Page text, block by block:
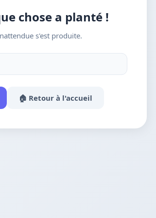
chose a planté !
s'est produite.
🏠 Retour à l'accueil